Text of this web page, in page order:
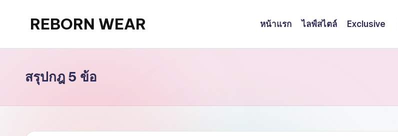
REBORN WEAR หน้าแรก ไลฟ์สไตล์ Exclusive
สรุปกฎ 5 ข้อ